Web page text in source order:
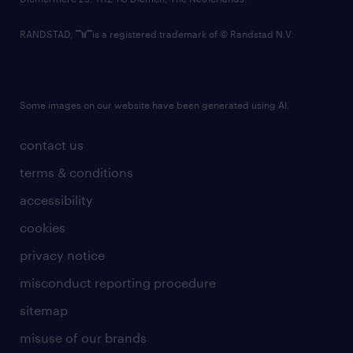
contact us
terms & conditions
accessibility
cookies
privacy notice
misconduct reporting procedure
sitemap
misuse of our brands
RANDSTAD, is a registered trademark of © Randstad N.V.
Some images on our website have been generated using AI.